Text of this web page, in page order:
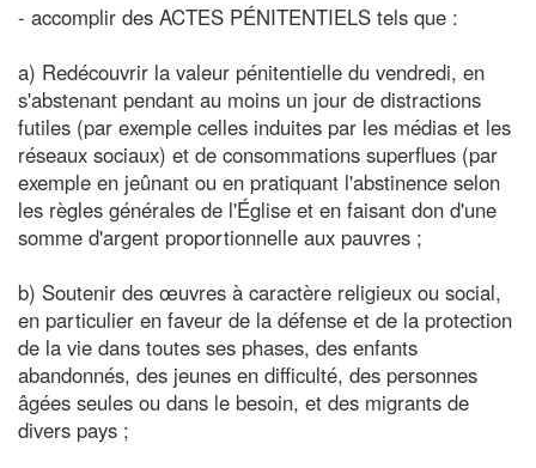
- accomplir des ACTES PÉNITENTIELS tels que :
a) Redécouvrir la valeur pénitentielle du vendredi, en
s'abstenant pendant au moins un jour de distractions
futiles (par exemple celles induites par les médias et les
réseaux sociaux) et de consommations superflues (par
exemple en jeûnant ou en pratiquant l'abstinence selon
les règles générales de l'Église et en faisant don d'une
somme d'argent proportionnelle aux pauvres ;
b) Soutenir des œuvres à caractère religieux ou social,
en particulier en faveur de la défense et de la protection
de la vie dans toutes ses phases, des enfants
abandonnés, des jeunes en difficulté, des personnes
âgées seules ou dans le besoin, et des migrants de
divers pays ;